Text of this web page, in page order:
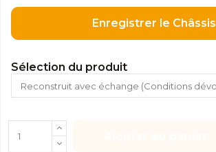
Enregistrer le Châssis
Sélection du produit